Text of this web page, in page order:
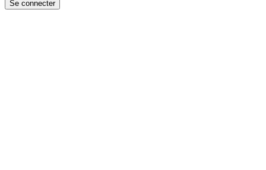
Se connecter